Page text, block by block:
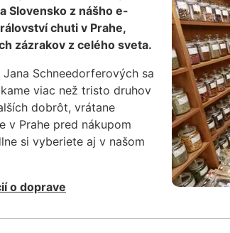
Slovensko z nášho e-
chuti v Prahe,
zázrakov z celého sveta.
Schneedorferových sa
viac než tristo druhov
dobrôt, vrátane
v Prahe pred nákupom
si vyberiete aj v našom
o doprave